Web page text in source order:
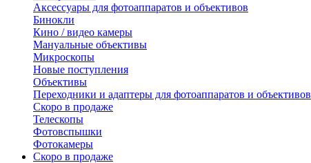
Аксессуары для фотоаппаратов и объективов
Бинокли
Кино / видео камеры
Мануальные объективы
Микроскопы
Новые поступления
Объективы
Переходники и адаптеры для фотоаппаратов и объективов
Скоро в продаже
Телескопы
Фотовспышки
Фотокамеры
Скоро в продаже